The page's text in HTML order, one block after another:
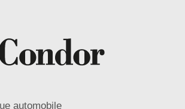
automobile